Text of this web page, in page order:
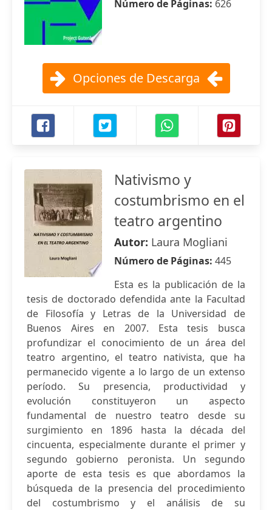
Número de Páginas: 626
Opciones de Descarga
Nativismo y
costumbrismo en el
teatro argentino
Autor: Laura Mogliani
Número de Páginas: 445
Esta es la publicación de la
tesis de doctorado defendida ante la Facultad
de Filosofía y Letras de la Universidad de
Buenos Aires en 2007. Esta tesis busca
profundizar el conocimiento de un área del
teatro argentino, el teatro nativista, que ha
permanecido vigente a lo largo de un extenso
período. Su presencia, productividad y
evolución constituyeron un aspecto
fundamental de nuestro teatro desde su
surgimiento en 1896 hasta la década del
cincuenta, especialmente durante el primer y
segundo gobierno peronista. Un segundo
aporte de esta tesis es que abordamos la
búsqueda de la presencia del procedimiento
del costumbrismo y el análisis de su